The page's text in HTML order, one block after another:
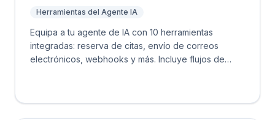
Herramientas del Agente IA
Equipa a tu agente de IA con 10 herramientas
integradas: reserva de citas, envío de correos
electrónicos, webhooks y más. Incluye flujos de